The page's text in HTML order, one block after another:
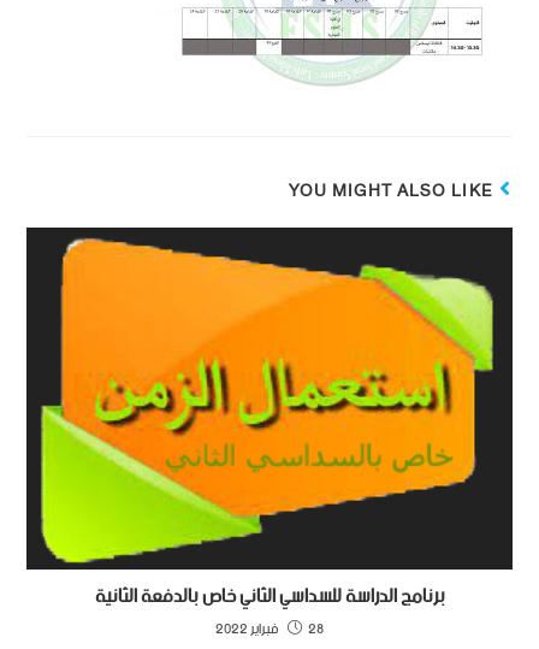
YOU MIGHT ALSO LIKE
برنامج الدراسة للسداسي الثاني خاص بالدفعة الثانية
28 فبراير 2022